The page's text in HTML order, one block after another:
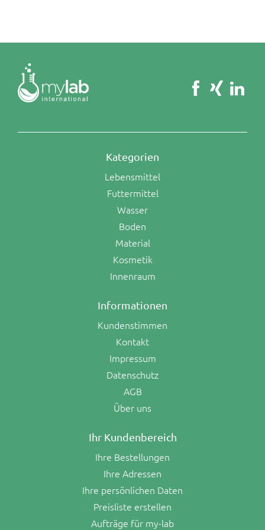
Kategorien
Lebensmittel
Futtermittel
Wasser
Boden
Material
Kosmetik
Innenraum
Informationen
Kundenstimmen
Kontakt
Impressum
Datenschutz
AGB
Über uns
Ihr Kundenbereich
Ihre Bestellungen
Ihre Adressen
Ihre persönlichen Daten
Preisliste erstellen
Aufträge für my-lab